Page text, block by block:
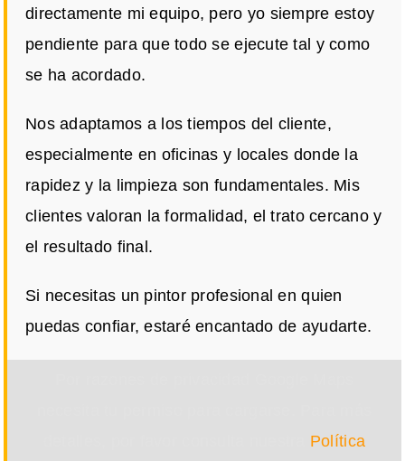
directamente mi equipo, pero yo siempre estoy
pendiente para que todo se ejecute tal y como
se ha acordado.
Nos adaptamos a los tiempos del cliente,
especialmente en oficinas y locales donde la
rapidez y la limpieza son fundamentales. Mis
clientes valoran la formalidad, el trato cercano y
el resultado final.
Si necesitas un pintor profesional en quien
puedas confiar, estaré encantado de ayudarte.
Política